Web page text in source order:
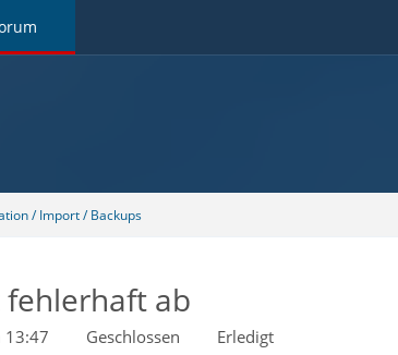
/ Import / Backups
fehlerhaft ab
13:47 Geschlossen Erledigt